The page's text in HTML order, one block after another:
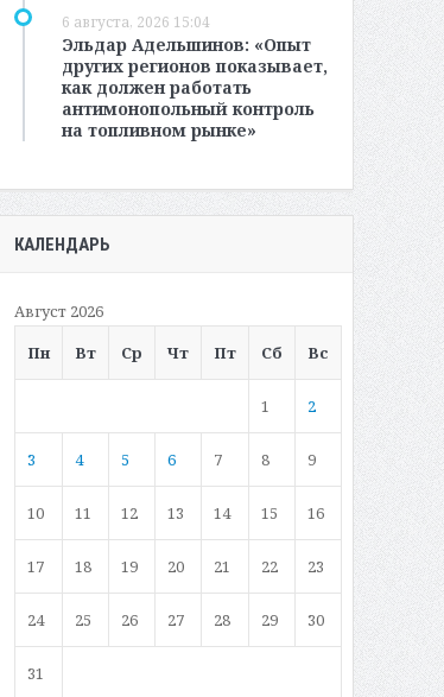
6 августа, 2026 15:04
Эльдар Адельшинов: «Опыт
других регионов показывает,
как должен работать
антимонопольный контроль
на топливном рынке»
КАЛЕНДАРЬ
Август 2026
Пн
Вт Ср Чт Пт Сб Вс
1 2
3 4 5 6 7 8 9
10 11 12 13 14 15 16
17 18 19 20 21 22 23
24 25 26 27 28 29 30
31